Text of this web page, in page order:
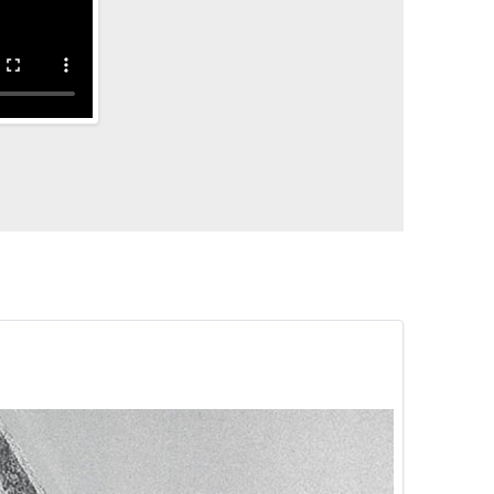
e l’anno. L’oncia corrispondeva infatti alla
il piede romano, corrispondente a
infatti una capacità pari al cubo del piede,